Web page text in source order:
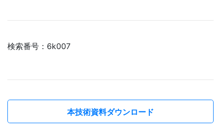
検索番号：6k007
本技術資料ダウンロード